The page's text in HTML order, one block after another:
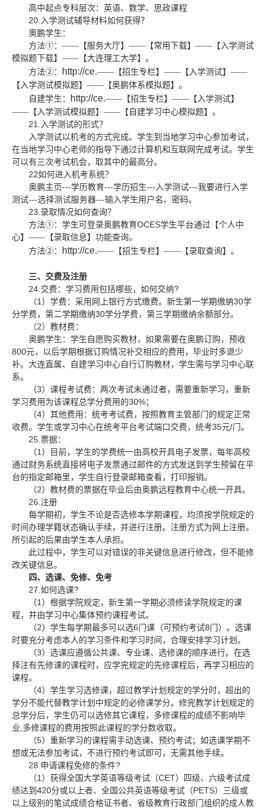
高中起点专科层次：英语、数学、思政课程
20. 入学测试辅导材料如何获得？
奥鹏学生：
方法①： ——【服务大厅】——【常用下载】——【入学测试
模拟题下载】——【大连理工大学】。
方法②：
http://ce.——【招生专栏】——【入学测试】——
【入学测试模拟题】——【奥鹏体系模拟题】。
自建学生：
http://ce.——【招生专栏】——【入学测试】
——【入学测试模拟题】——【自建学习中心模拟题】。
21.
入学测试的形式？
入学测试以机考的方式完成。学生到当地学习中心参加考试，
在当地学习中心老师的指导下通过计算机和互联网完成考试。学生
可以有三次考试机会，取其中的最高分。
22如何进入机考系统？
奥鹏主页---学历教育---学历招生--- 入学测试---我要进行入学
测试---选择测试服务器---输入学生用户名、密码。
23. 录取情况如何查询？
方法①：学生可登录奥鹏教育OCES学生平台通过【个人中
心】——【录取信息】功能查询。
方法②：
http://ce.——【招生专栏】——【录取查询】。
三、交费及注册
24. 交费：学习费用包括哪些，如何交纳?
（1 ）学费：采用网上银行方式缴费。新生第一学期缴纳30学
分学费，第二学期缴纳30学分学费，第三学期缴纳余额部分。
（2）教材费：
奥鹏学生：学生自愿购买教材，如果需要在奥鹏订购，预收
800元，以后学期根据订购情况补交相应的费用，毕业时多退少
补。大连直属、自建学习中心自行订购教材，学生需与学习中心联
系。
（3）课程考试费：两次考试未通过者，需要重新学习，重新
学习费用为该课程总学分费用的30%；
（4）其他费用：统考考试费，按照教育主管部门的规定正常
收费。学生或学习中心在统考平台考试端口交费，统考35元/门。
25. 票据：
（1 ）目前，学生的学费统一由高校开具电子发票，每年高校
通过财务系统直接将电子发票通过邮件的方式发送到学生预留在平
台的指定邮箱里，学生自行登录邮箱查看，打印报销。
（2）教材费的票据在毕业后由奥鹏远程教育中心统一开具。
26. 注册
每学期初，学生不论是否选修本学期课程，均须按学院规定的
时间办理学籍状态确认手续，并进行注册。注册方式为网上注册。
所引起的后果由学生本人承担。
此过程中，学生可以对错误的非关键信息进行修改，但不能修
改关键信息。
四、选课、免修、免考
27. 如何选课?
（1 ）根据学院规定，新生第一学期必须修读学院规定的课
程，并由学习中心集体预约课程考试。
（2）学生每学期最多可以选6门课（可预约考试8门）。选课
时要充分考虑本人的学习条件和学习时间，合理安排学习计划。
（3）选课应遵循公共课、专业课、选修课的顺序进行。在选
择注有先修课的课程时，应学完规定的先修课程后，再学习相应的
课程。
（4）学生学习选修课，超过教学计划规定的学分时，超出的
学分不能代替教学计划中规定的必修课学分。修完教学计划规定的
总学分后，学生仍可以选修其它课程，多修课程的成绩不影响毕
业 多修课程的费用按照此课程的学分数收取。
（5）重新学习的课程需手动选课、预约考试；如选课学期不
想或无法参加考试，不进行预约考试即可，无需其他手续。
28. 申请课程免修的条件?
（1 ）获得全国大学英语等级考试（CET）四级、六级考试成
绩达到 420分或以上者、全国公共英语等级考试（PETS）三级或
以上级别的笔试成绩合格证书者、省级教育行政部门组织的成人教